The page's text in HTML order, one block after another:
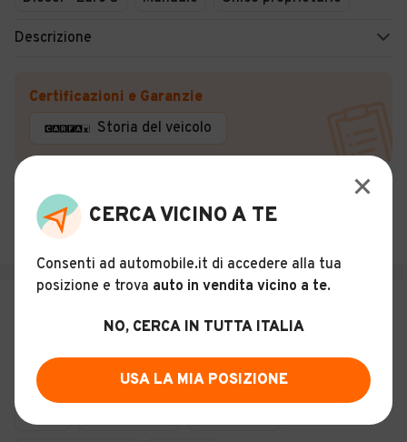
Descrizione
Certificazioni e Garanzie
Storia del veicolo
4,5 (4)
Isola del Liri (FR)
11
Ford B-Max 1.0 EcoBoost 100 CV
Business Titanium
Usato
CERCA VICINO A TE
Consenti ad automobile.it di accedere alla tua
posizione e trova auto in vendita vicino a te.
NO, CERCA IN TUTTA ITALIA
USA LA MIA POSIZIONE